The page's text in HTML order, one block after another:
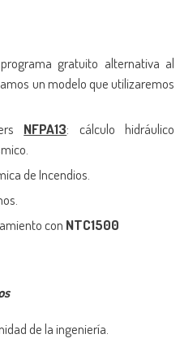
gratuito alternativa al
un modelo que utilizaremos
NFPA13: cálculo hidráulico
de Incendios.
con NTC1500
de la ingeniería.